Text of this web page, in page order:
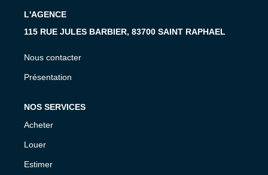
L'AGENCE
115 RUE JULES BARBIER, 83700 SAINT RAPHAEL
Nous contacter
Présentation
NOS SERVICES
Acheter
Louer
Estimer